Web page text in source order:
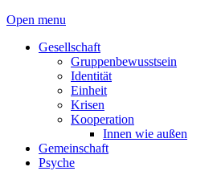
Open menu
Gesellschaft
Gruppenbewusstsein
Identität
Einheit
Krisen
Kooperation
Innen wie außen
Gemeinschaft
Psyche